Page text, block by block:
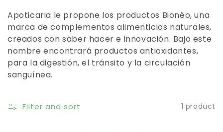
Apoticaria le propone los productos Bionéo, una
marca de complementos alimenticios naturales,
creados con saber hacer e innovación. Bajo este
nombre encontrará productos antioxidantes,
para la digestión, el tránsito y la circulación
sanguínea.
Filter and sort 1 product